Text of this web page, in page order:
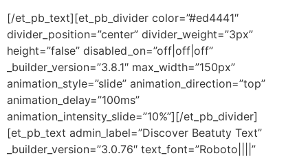
[/et_pb_text][et_pb_divider color=”#ed4441″
divider_position=”center” divider_weight=”3px”
height=”false” disabled_on=”off|off|off”
_builder_version=”3.8.1″ max_width=”150px”
animation_style=”slide” animation_direction=”top”
animation_delay=”100ms”
animation_intensity_slide=”10%”][/et_pb_divider]
[et_pb_text admin_label=”Discover Beatuty Text”
_builder_version=”3.0.76″ text_font=”Roboto||||”